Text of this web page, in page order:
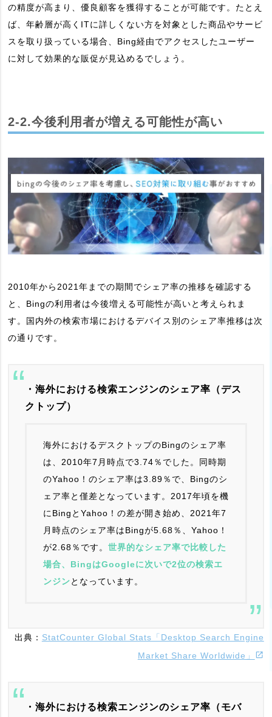
の精度が高まり、優良顧客を獲得することが可能です。たとえ
ば、年齢層が高くITに詳しくない方を対象とした商品やサービ
スを取り扱っている場合、Bing経由でアクセスしたユーザー
に対して効果的な販促が見込めるでしょう。
2-2.今後利用者が増える可能性が高い
2010年から2021年までの期間でシェア率の推移を確認する
と、Bingの利用者は今後増える可能性が高いと考えられま
す。国内外の検索市場におけるデバイス別のシェア率推移は次
の通りです。
・海外における検索エンジンのシェア率（デス
クトップ）
海外におけるデスクトップのBingのシェア率
は、2010年7月時点で3.74％でした。同時期
のYahoo！のシェア率は3.89％で、Bingのシ
ェア率と僅差となっています。2017年頃を機
にBingとYahoo！の差が開き始め、2021年7
月時点のシェア率はBingが5.68％、Yahoo！
が2.68％です。 世界的なシェア率で比較した
場合、BingはGoogleに次いで2位の検索エ
ンジンとなっています。
出典： StatCounter Global Stats「Desktop Search Engine
Market Share Worldwide」
・海外における検索エンジンのシェア率（モバ